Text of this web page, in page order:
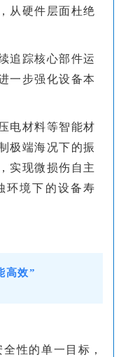
从硬件层面杜绝
追踪核心部件运
一步强化设备本
电材料等智能材
极端海况下的振
实现微损伤自主
环境下的设备寿
高效”
性的单一目标，